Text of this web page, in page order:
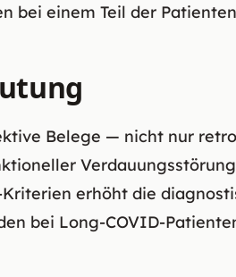
bei einem Teil der
Belege — nicht nur
erhöht die
bei Long-COVID-